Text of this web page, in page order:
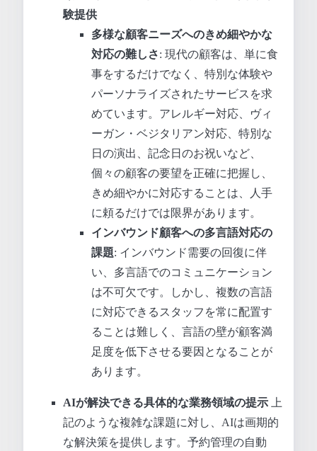
験提供
多様な顧客ニーズへのきめ細やかな
対応の難しさ: 現代の顧客は、単に食
事をするだけでなく、特別な体験や
パーソナライズされたサービスを求
めています。アレルギー対応、ヴィ
ーガン・ベジタリアン対応、特別な
日の演出、記念日のお祝いなど、
個々の顧客の要望を正確に把握し、
きめ細やかに対応することは、人手
に頼るだけでは限界があります。
インバウンド顧客への多言語対応の
課題: インバウンド需要の回復に伴
い、多言語でのコミュニケーション
は不可欠です。しかし、複数の言語
に対応できるスタッフを常に配置す
ることは難しく、言語の壁が顧客満
足度を低下させる要因となることが
あります。
AIが解決できる具体的な業務領域の提示上
記のような複雑な課題に対し、AIは画期的
な解決策を提供します。予約管理の自動